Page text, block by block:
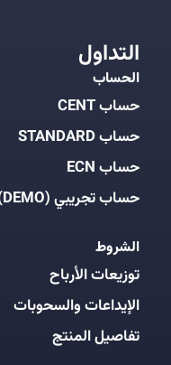
التداول
الحساب
حساب CENT
حساب STANDARD
حساب ECN
حساب تجريبي (DEMO)
الشروط
توزيعات الأرباح
الإيداعات والسحوبات
تفاصيل المنتج